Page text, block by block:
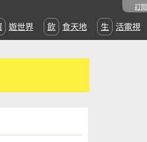
訂閱
環遊世界 飲食天地 生活電視